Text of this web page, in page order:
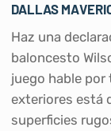
DALLAS
Haz una
baloncesto
juego hable por
exteriores está
superficies